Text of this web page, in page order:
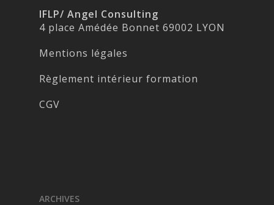
IFLP/ Angel Consulting
4 place Amédée Bonnet 69002 LYON
Mentions légales
Règlement intérieur formation
CGV
ARCHIVES